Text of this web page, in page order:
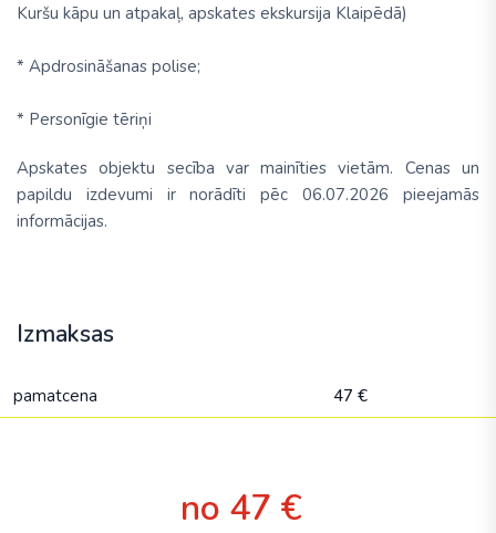
Kuršu kāpu un atpakaļ, apskates ekskursija Klaipēdā)
* Apdrosināšanas polise;
* Personīgie tēriņi
Apskates objektu secība var mainīties vietām. Cenas un
papildu izdevumi ir norādīti pēc 06.07.2026 pieejamās
informācijas.
Izmaksas
pamatcena 47 €
no 47 €